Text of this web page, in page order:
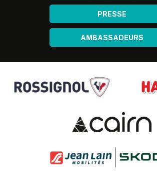
PRESSE
AMBASSADEURS